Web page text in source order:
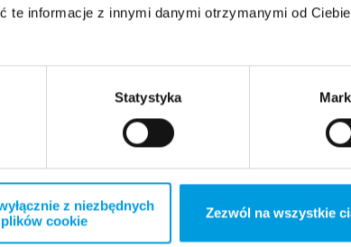
te informacje z innymi danymi otrzymanymi od
Statystyka
z niezbędnych
plików cookie
Zezwól na wszystkie